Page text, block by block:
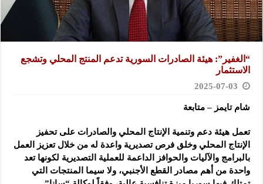
“الغفير”: هيئة الصادرات السورية تدعم المنتج المحلي وتشجع
الاستثمار
2025-07-03
شام تايمز – متابعة
تعمل هيئة دعم وتنمية الإنتاج المحلي والصادرات على تحفيز
الإنتاج المحلي وخلق فرص تصديرية واعدة لهمن خلال تعزيز العمل
بالبرامج والآليات والحوافز الداعمة للعملية التصديرية لكونها تعد
واحدة من أهم مصادر القطع الأجنبي، ولا سيما المنتجات التي